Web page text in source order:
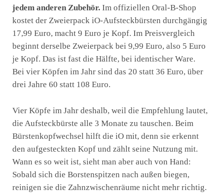
jedem anderen Zubehör. Im offiziellen Oral-B-Shop
kostet der Zweierpack iO-Aufsteckbürsten durchgängig
17,99 Euro, macht 9 Euro je Kopf. Im Preisvergleich
beginnt derselbe Zweierpack bei 9,99 Euro, also 5 Euro
je Kopf. Das ist fast die Hälfte, bei identischer Ware.
Bei vier Köpfen im Jahr sind das 20 statt 36 Euro, über
drei Jahre 60 statt 108 Euro.
Vier Köpfe im Jahr deshalb, weil die Empfehlung lautet,
die Aufsteckbürste alle 3 Monate zu tauschen. Beim
Bürstenkopfwechsel hilft die iO mit, denn sie erkennt
den aufgesteckten Kopf und zählt seine Nutzung mit.
Wann es so weit ist, sieht man aber auch von Hand:
Sobald sich die Borstenspitzen nach außen biegen,
reinigen sie die Zahnzwischenräume nicht mehr richtig.